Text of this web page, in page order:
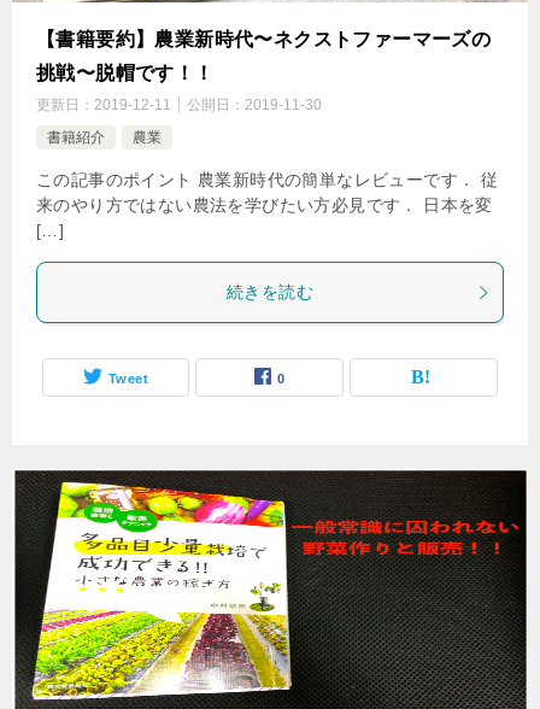
【書籍要約】農業新時代〜ネクストファーマーズの
挑戦〜脱帽です！！
更新日： 2019-12-11 公開日： 2019-11-30
書籍紹介
農業
この記事のポイント 農業新時代の簡単なレビューです． 従
来のやり方ではない農法を学びたい方必見です． 日本を変
[…]
続きを読む
Tweet 0